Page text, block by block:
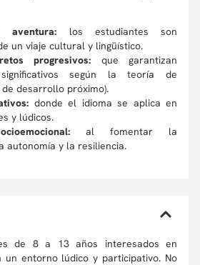
aventura: los estudiantes son
un viaje cultural y lingüístico.
progresivos: que garantizan
significativos según la teoría de
de desarrollo próximo).
donde el idioma se aplica en
y lúdicos.
al fomentar la
autonomía y la resiliencia.
de 8 a 13 años interesados en
un entorno lúdico y participativo. No